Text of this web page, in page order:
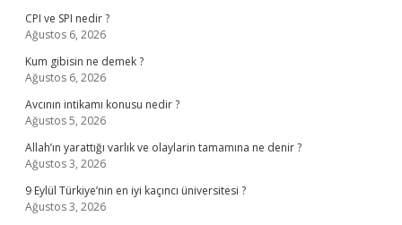
CPI ve SPI nedir ?
Ağustos 6, 2026
Kum gibisin ne demek ?
Ağustos 6, 2026
Avcının intikamı konusu nedir ?
Ağustos 5, 2026
Allah’ın yarattığı varlık ve olaylarin tamamına ne denir ?
Ağustos 3, 2026
9 Eylül Türkiye’nin en iyi kaçıncı üniversitesi ?
Ağustos 3, 2026